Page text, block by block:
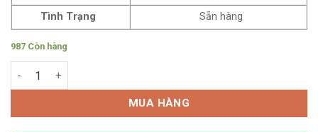
Tình Trạng
Sẵn hàng
987 Còn hàng
Áo điều hòa Tinba 19 số lượng
MUA HÀNG